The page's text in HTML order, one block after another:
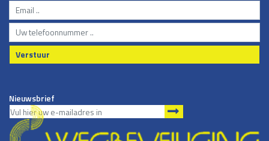
Verstuur
Nieuwsbrief